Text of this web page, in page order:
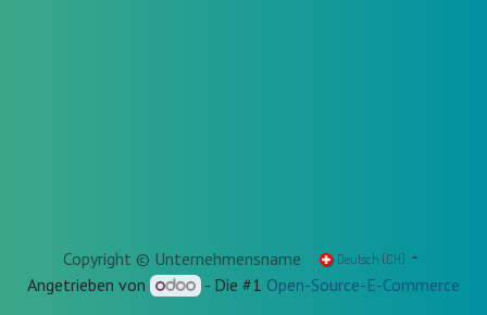
Copyright © Unternehmensname Deutsch (CH)
Angetrieben von - Die #1 Open-Source-E-Commerce